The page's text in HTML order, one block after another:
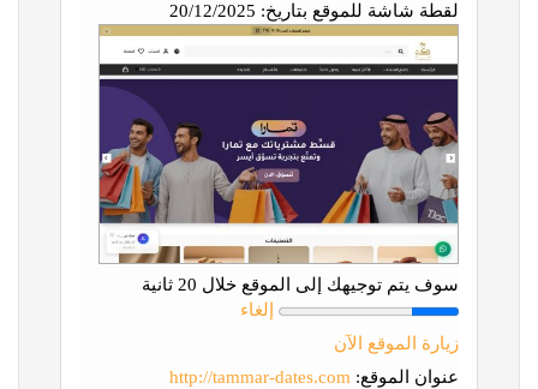
لقطة شاشة للموقع بتاريخ:
سوف يتم توجيهك إلى الموقع خلال 20 ثانية
إلغاء
زيارة الموقع الآن
عنوان الموقع: http://tammar-dates.com